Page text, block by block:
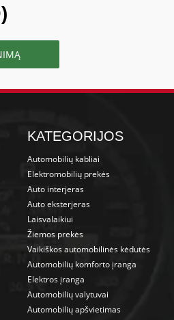
KATEGORIJOS
Automobilių kabliai
Elektromobilių prekės
Auto interjeras
Auto eksterjeras
Laisvalaikiui
Žiemos prekės
Vaikiškos automobilinės kėdutės
Automobilių komforto įranga
Elektros įranga
Automobilių valytuvai
Automobilių apšvietimas